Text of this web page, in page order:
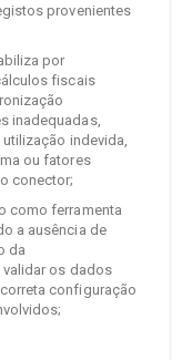
provenientes
por
fiscais
inadequadas,
indevida,
ou fatores
conector;
como ferramenta
a ausência de
da
os dados
configuração